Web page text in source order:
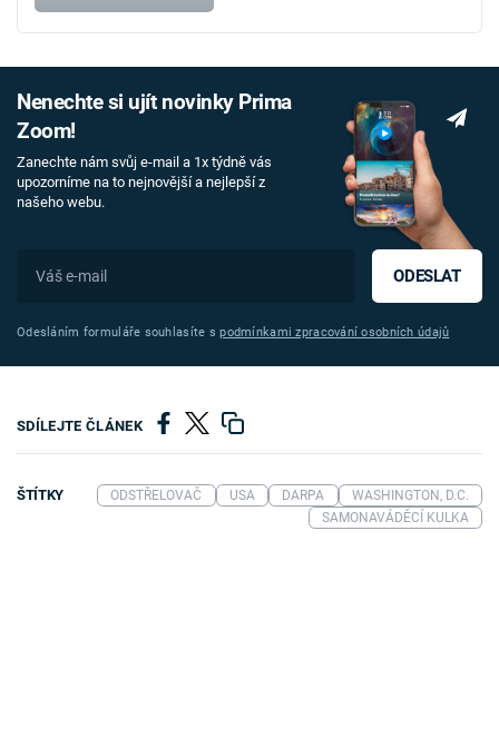
Nenechte si ujít novinky Prima
Zoom!
Zanechte nám svůj e-mail a 1x týdně vás
upozorníme na to nejnovější a nejlepší z
našeho webu.
ODESLAT
Odesláním formuláře souhlasíte spodmínkami zpracování osobních údajů
SDÍLEJTE ČLÁNEK
ŠTÍTKY ODSTŘELOVAČ USA DARPA
WASHINGTON, D.C.
SAMONAVÁDĚCÍ KULKA